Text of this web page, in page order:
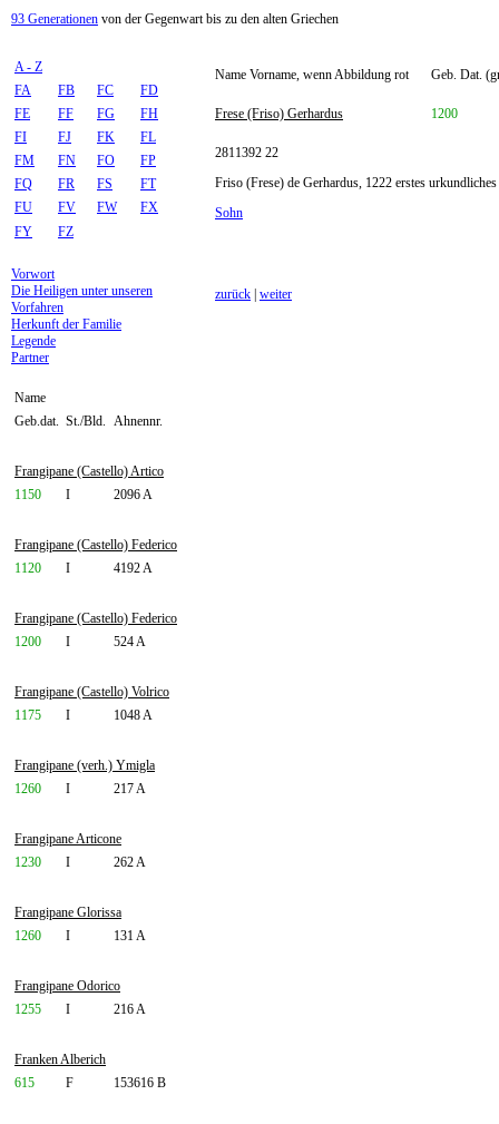
93 Generationen von der Gegenwart bis zu den alten Griechen
A - Z
FA
FB FC
FD
FE
FF FG
FH
FI
FJ FK
FL
FM
FN FO
FP
FQ
FR FS
FT
FU
FV FW
FX
FY
FZ
Vorwort
Die Heiligen unter unseren
Vorfahren
Herkunft der Familie
Legende
Partner
Name
Geb.dat. St./Bld. Ahnennr.
Frangipane (Castello) Artico
1150
I 2096 A
Frangipane (Castello) Federico
1120
I 4192 A
Frangipane (Castello) Federico
1200
I 524 A
Frangipane (Castello) Volrico
1175
I 1048 A
Frangipane (verh.) Ymigla
1260
I 217 A
Frangipane Articone
1230
I 262 A
Frangipane Glorissa
1260
I 131 A
Frangipane Odorico
1255
I 216 A
Franken Alberich
615
F 153616 B
Name Vorname, wenn Abbildung rot Geb. Dat.
Frese (Friso) Gerhardus 1200
2811392 22
Friso (Frese) de Gerhardus, 1222 erstes
Sohn
zurück weiter